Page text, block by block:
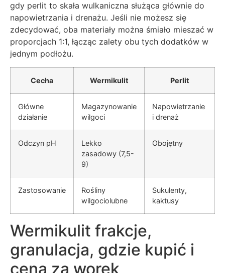
gdy perlit to skała wulkaniczna służąca głównie do
napowietrzania i drenażu. Jeśli nie możesz się
zdecydować, oba materiały można śmiało mieszać w
proporcjach 1:1, łącząc zalety obu tych dodatków w
jednym podłożu.
Cecha Wermikulit Perlit
Główne
działanie
Magazynowanie
wilgoci
Napowietrzanie
i drenaż
Odczyn pH
Lekko
zasadowy (7,5-
9)
Obojętny
Zastosowanie
Rośliny
wilgociolubne
Sukulenty,
kaktusy
Wermikulit frakcje,
granulacja, gdzie kupić i
cena za worek